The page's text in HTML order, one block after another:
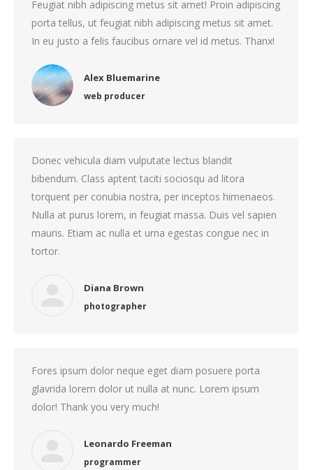
Feugiat nibh adipiscing metus sit amet! Proin adipiscing
porta tellus, ut feugiat nibh adipiscing metus sit amet.
In eu justo a felis faucibus ornare vel id metus. Thanx!
Alex Bluemarine
web producer
Donec vehicula diam vulputate lectus blandit
bibendum. Class aptent taciti sociosqu ad litora
torquent per conubia nostra, per inceptos himenaeos.
Nulla at purus lorem, in feugiat massa. Duis vel sapien
mauris. Etiam ac nulla et urna egestas congue nec in
tortor.
Diana Brown
photographer
Fores ipsum dolor neque eget diam posuere porta
glavrida lorem dolor ut nulla at nunc. Lorem ipsum
dolor! Thank you very much!
Leonardo Freeman
programmer